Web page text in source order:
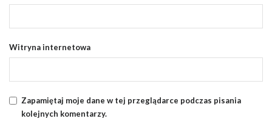
Witryna internetowa
Zapamiętaj moje dane w tej przeglądarce podczas pisania
kolejnych komentarzy.